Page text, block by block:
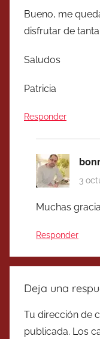
Bueno, me
disfrutar de
Saludos
Patricia
Responder
3
Muchas
Responder
Deja una
Tu dirección de
publicada. Los